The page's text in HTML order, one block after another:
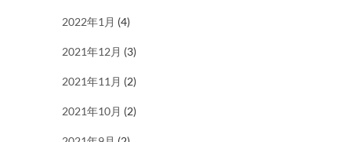
2022年1月 (4)
2021年12月 (3)
2021年11月 (2)
2021年10月 (2)